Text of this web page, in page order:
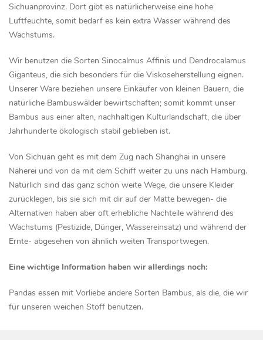
Sichuanprovinz. Dort gibt es natürlicherweise eine hohe
Luftfeuchte, somit bedarf es kein extra Wasser während des
Wachstums.
Wir benutzen die Sorten Sinocalmus Affinis und Dendrocalamus
Giganteus, die sich besonders für die Viskoseherstellung eignen.
Unserer Ware beziehen unsere Einkäufer von kleinen Bauern, die
natürliche Bambuswälder bewirtschaften; somit kommt unser
Bambus aus einer alten, nachhaltigen Kulturlandschaft, die über
Jahrhunderte ökologisch stabil geblieben ist.
Von Sichuan geht es mit dem Zug nach Shanghai in unsere
Näherei und von da mit dem Schiff weiter zu uns nach Hamburg.
Natürlich sind das ganz schön weite Wege, die unsere Kleider
zurücklegen, bis sie sich mit dir auf der Matte bewegen- die
Alternativen haben aber oft erhebliche Nachteile während des
Wachstums (Pestizide, Dünger, Wassereinsatz) und während der
Ernte- abgesehen von ähnlich weiten Transportwegen.
Eine wichtige Information haben wir allerdings noch:
Pandas essen mit Vorliebe andere Sorten Bambus, als die, die wir
für unseren weichen Stoff benutzen.